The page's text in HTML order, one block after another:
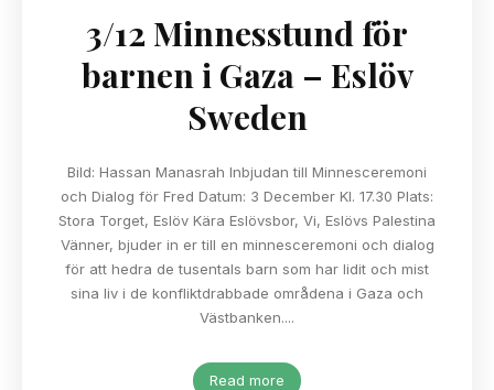
3/12 Minnesstund för
barnen i Gaza – Eslöv
Sweden
Bild: Hassan Manasrah Inbjudan till Minnesceremoni
och Dialog för Fred Datum: 3 December Kl. 17.30 Plats:
Stora Torget, Eslöv Kära Eslövsbor, Vi, Eslövs Palestina
Vänner, bjuder in er till en minnesceremoni och dialog
för att hedra de tusentals barn som har lidit och mist
sina liv i de konfliktdrabbade områdena i Gaza och
Västbanken....
Read more